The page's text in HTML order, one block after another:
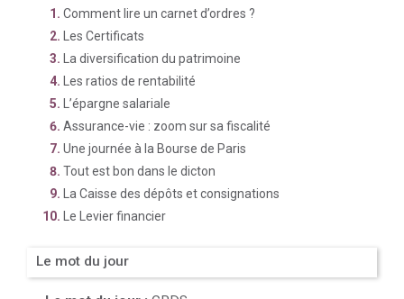
Comment lire un carnet d’ordres ?
Les Certificats
La diversification du patrimoine
Les ratios de rentabilité
L’épargne salariale
Assurance-vie : zoom sur sa fiscalité
Une journée à la Bourse de Paris
Tout est bon dans le dicton
La Caisse des dépôts et consignations
Le Levier financier
Le mot du jour